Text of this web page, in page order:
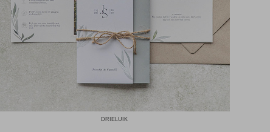
DRIELUIK